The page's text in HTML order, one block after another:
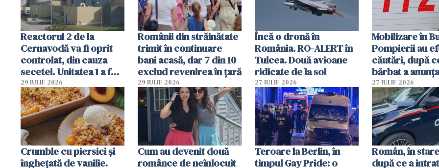
Reactorul 2 de la
Cernavodă va fi oprit
controlat, din cauza
secetei. Unitatea 1 a fost
deja oprită
29 IULIE 2026
Românii din străinătate
trimit în continuare
bani acasă, dar 7 din 10
exclud revenirea în țară
29 IULIE 2026
Încă o dronă în
România. RO-ALERT în
Tulcea. Două avioane
ridicate de la sol
27 IULIE 2026
Mobilizare în
Pompierii au
căutări, după
bărbat a
că a văzut un
luminos
27 IULIE 2026
Crumble cu piersici și
înghețată de vanilie.
Cum au devenit două
românce de neînlocuit
Teroare la Berlin, în
timpul Gay Pride: o
Român, în
după ce a